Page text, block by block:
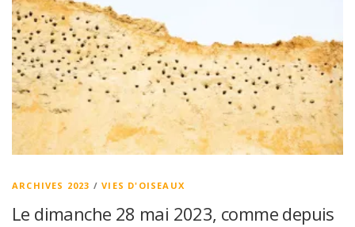
ARCHIVES 2023 /VIES D'OISEAUX
Le dimanche 28 mai 2023, comme depuis